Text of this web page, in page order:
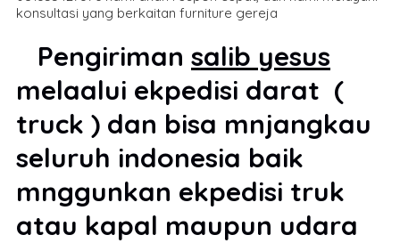
konsultasi yang berkaitan furniture gereja
Pengiriman salib yesus
melaalui ekpedisi darat (
truck ) dan bisa mnjangkau
seluruh indonesia baik
mnggunkan ekpedisi truk
atau kapal maupun udara